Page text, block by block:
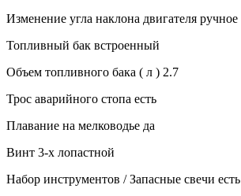
Изменение угла наклона двигателя ручное
Топливный бак встроенный
Объем топливного бака ( л ) 2.7
Трос аварийного стопа есть
Плавание на мелководье да
Винт 3-х лопастной
Набор инструментов / Запасные свечи есть